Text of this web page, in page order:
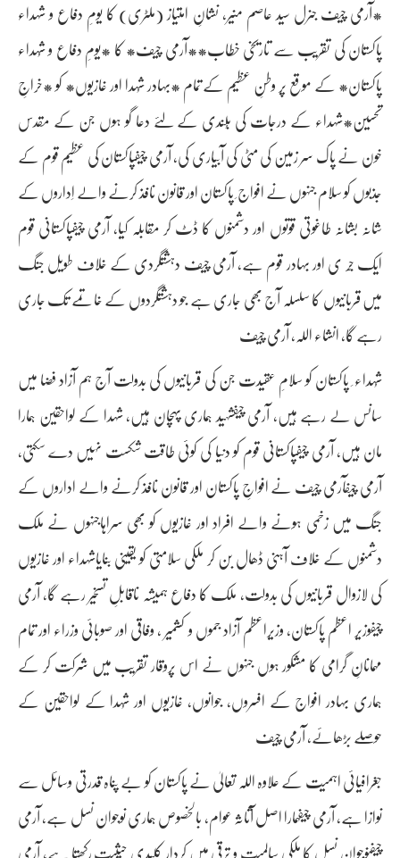
*آرمی چیف جنرل سید عاصم منیر، نشانِ امتیاز (ملٹری) کا یومِ دفاع و شہداء
پاکستان کی تقریب سے تاریخی خطاب**آرمی چیف* کا *یومِ دفاع و شُہداء
پاکستان* کے موقع پر وطنِ عظیم کے تمام *بہادر شُہدا اور غازیوں* کو *خراجِ
تحسین*شہداء کے درجات کی بُلندی کے لئے دعا گو ہوں جن کے مقدس
خون نے پاک سر زمین کی مٹی کی آبیاری کی، آرمی چیفپاکستان کی عظیم قوم کے
جذبوں کو سلام جنہوں نے افواج ِ پاکستان اور قانون نافذ کرنے والے اِداروں کے
شانہ بشانہ طاغوتی قوتوں اور دشمنوں کا ڈٹ کر مقابلہ کیا، آرمی چیفپاکستانی قوم
ایک جّر ی اور بہادر قوم ہے، آرمی چیف دہشتگردی کے خلاف طویل جنگ
میں قربانیوں کا سلسلہ آج بھی جاری ہے جو دہشتگردوں کے خاتمے تک جاری
رہے گا، انشاء اللہ، آرمی چیف
شُہداء ِ پاکستان کو سلامِ عقیدت جن کی قربانیوں کی بدولت آج ہم آزاد فضا میں
سانس لے رہے ہیں، آرمی چیفشہید ہماری پہچان ہیں، شہدا کے لواحقین ہمارا
مان ہیں، آرمی چیفپاکستانی قوم کو دنیا کی کوئی طاقت شکست نہیں دے سکتی،
آرمی چیفآرمی چیف نے افواجِ پاکستان اور قانون نافذ کرنے والے اداروں کے
جنگ میں زخمی ہونے والے افراد اور غازیوں کو بھی سراہاجنہوں نے ملک
دشمنوں کے خلاف آہنی ڈھال بن کر ملکی سلامتی کو یقینی بنایاشہداء اور غازیوں
کی لازوال قربانیوں کی بدولت، ملک کا دفاع ہمیشہ ناقابلِ تسخیر رہے گا، آرمی
چیفوزیر اعظم پاکستان، وزیراعظم آزاد جموں و کشمیر ، وفاقی اور صوبائی وزراء اور تمام
مہمانانِ گرامی کا مشکور ہوں جنہوں نے اس پروقار تقریب میں شرکت کر کے
ہماری بہادر افواج کے افسروں، جوانوں، غازیوں اور شُہدا کے لواحقین کے
حوصلے بڑھائے، آرمی چیف
جغرافیائی اہمیت کے علاوہ اللہ تعالیٰ نے پاکستان کو بے پناہ قدرتی وسائل سے
نوازا ہے، آرمی چیفہمارا اصل آثاثہ عوام، بالخصوص ہماری نوجوان نسل ہے، آرمی